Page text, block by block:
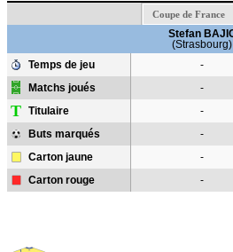
Coupe de France
Stefan
(Strasbourg)
Temps de jeu
-
Matchs joués -
T Titulaire -
Buts marqués -
Carton jaune -
Carton rouge -